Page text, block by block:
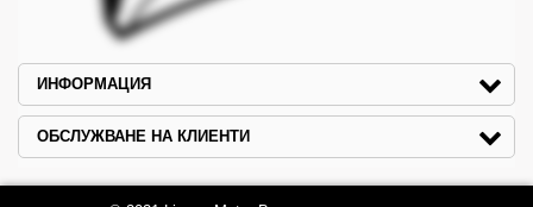
ИНФОРМАЦИЯ
ОБСЛУЖВАНЕ НА КЛИЕНТИ